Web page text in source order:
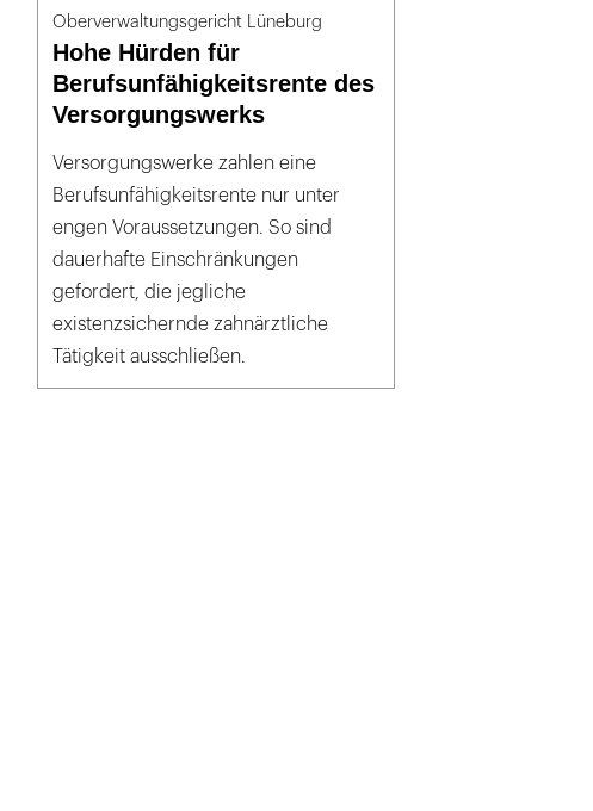
Oberverwaltungsgericht Lüneburg
Hohe Hürden für
Berufsunfähigkeitsrente des
Versorgungswerks
Versorgungswerke zahlen eine
Berufsunfähigkeitsrente nur unter
engen Voraussetzungen. So sind
dauerhafte Einschränkungen
gefordert, die jegliche
existenzsichernde zahnärztliche
Tätigkeit ausschließen.